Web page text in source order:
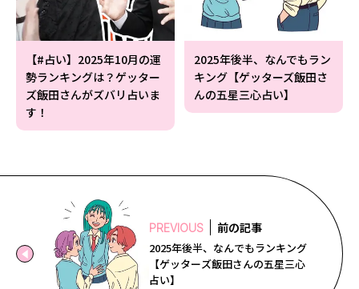
【#占い】2025年10月の運
勢ランキングは？ゲッター
ズ飯田さんがズバリ占いま
す！
2025年後半、なんでもラン
キング【ゲッターズ飯田さ
んの五星三心占い】
PREVIOUS 前の記事
2025年後半、なんでもランキング
【ゲッターズ飯田さんの五星三心
占い】